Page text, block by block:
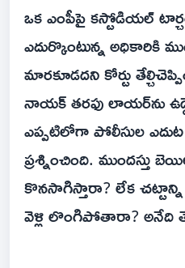
ఒక ఎంపీపై కస్టోడియల్
ఎదుర్కొంటున్న అధికారికి
మారకూడదని కోర్టు
నాయక్ తరఫు లాయర్‌ను
ఎప్పటిలోగా పోలీసుల ఎదుట
ప్రశ్నించింది. ముందస్తు
కొనసాగిస్తారా? లేక
వెళ్లి లొంగిపోతారా? అనేది